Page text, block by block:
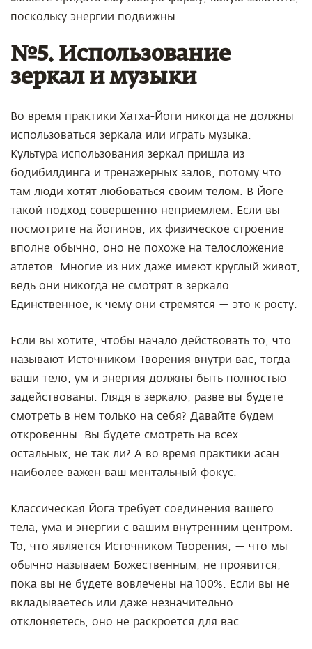
поскольку энергии подвижны.
№5. Использование
зеркал и музыки
Во время практики Хатха-Йоги никогда не должны
использоваться зеркала или играть музыка.
Культура использования зеркал пришла из
бодибилдинга и тренажерных залов, потому что
там люди хотят любоваться своим телом. В Йоге
такой подход совершенно неприемлем. Если вы
посмотрите на йогинов, их физическое строение
вполне обычно, оно не похоже на телосложение
атлетов. Многие из них даже имеют круглый живот,
ведь они никогда не смотрят в зеркало.
Единственное, к чему они стремятся — это к росту.
Если вы хотите, чтобы начало действовать то, что
называют Источником Творения внутри вас, тогда
ваши тело, ум и энергия должны быть полностью
задействованы. Глядя в зеркало, разве вы будете
смотреть в нем только на себя? Давайте будем
откровенны. Вы будете смотреть на всех
остальных, не так ли? А во время практики асан
наиболее важен ваш ментальный фокус.
Классическая Йога требует соединения вашего
тела, ума и энергии с вашим внутренним центром.
То, что является Источником Творения, — что мы
обычно называем Божественным, не проявится,
пока вы не будете вовлечены на 100%. Если вы не
вкладываетесь или даже незначительно
отклоняетесь, оно не раскроется для вас.